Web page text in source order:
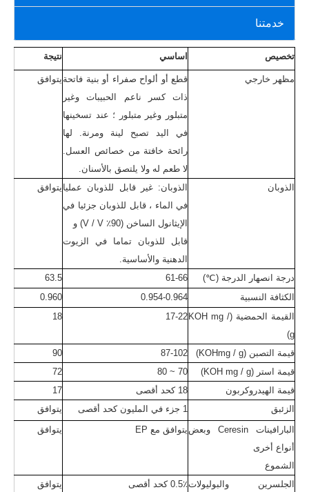
خدمتنا
تخصيص اساسي نتيجة
مظهر خارجي
قطع أو ألواح صفراء أو بنية فاتحة
ذات كسر ناعم الحبيبات وغير
متبلور وغير متبلور ؛ عند تسخينها
في اليد تصبح لينة ومرنة. لها
رائحة خافتة من خصائص العسل.
لا طعم له ولا يلتصق بالأسنان.
يتوافق
الذوبان
الذوبان: غير قابل للذوبان عمليا
في الماء ، قابل للذوبان جزئيا في
الإيثانول الساخن (90٪ V / V) و
قابل للذوبان تماما في الزيوت
الدهنية والأساسية.
يتوافق
درجة انصهار الدرجة (℃) 61-66
63.5
الكثافة النسبية
0.954-0.964
0.960
القيمة الحمضية (KOH mg /
g)
17-22
18
قيمة التصبن (KOHmg / g) 87-102
90
قيمة استر (KOH mg / g)
70 ~ 80
72
قيمة الهيدروكربون
18 كحد أقصى
17
الزئبق
1 جزء في المليون كحد أقصى
يتوافق
البارافينات Ceresin وبعض
أنواع أخرى
الشموع
يتوافق مع EP يتوافق
الجلسرين والبوليولات0.5٪ كحد أقصى يتوافق